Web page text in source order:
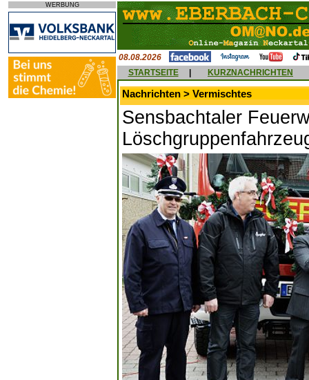
WERBUNG
08.08.2026
STARTSEITE
KURZNACHRICHTEN
Nachrichten > Vermischtes
Sensbachtaler